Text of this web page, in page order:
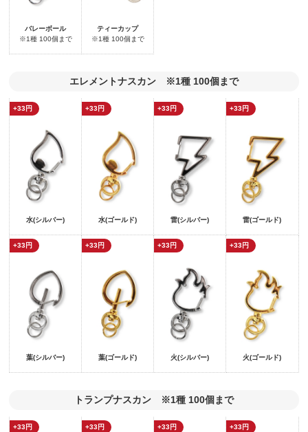
バレーボール
※1種 100個まで
ティーカップ
※1種 100個まで
エレメントナスカン ※1種 100個まで
水(シルバー)
+33円
水(ゴールド)
+33円
雷(シルバー)
+33円
雷(ゴールド)
+33円
葉(シルバー)
+33円
葉(ゴールド)
+33円
火(シルバー)
+33円
火(ゴールド)
+33円
トランプナスカン ※1種 100個まで
+33円 +33円 +33円 +33円